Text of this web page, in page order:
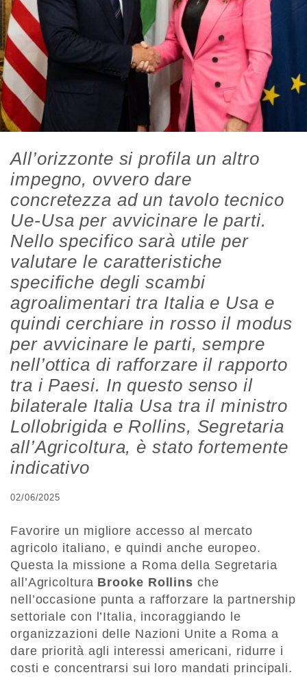
All’orizzonte si profila un altro
impegno, ovvero dare
concretezza ad un tavolo tecnico
Ue-Usa per avvicinare le parti.
Nello specifico sarà utile per
valutare le caratteristiche
specifiche degli scambi
agroalimentari tra Italia e Usa e
quindi cerchiare in rosso il modus
per avvicinare le parti, sempre
nell’ottica di rafforzare il rapporto
tra i Paesi. In questo senso il
bilaterale Italia Usa tra il ministro
Lollobrigida e Rollins, Segretaria
all’Agricoltura, è stato fortemente
indicativo
02/06/2025
Favorire un migliore accesso al mercato
agricolo italiano, e quindi anche europeo.
Questa la missione a Roma della Segretaria
all’Agricoltura Brooke Rollins che
nell’occasione punta a rafforzare la partnership
settoriale con l’Italia, incoraggiando le
organizzazioni delle Nazioni Unite a Roma a
dare priorità agli interessi americani, ridurre i
costi e concentrarsi sui loro mandati principali.